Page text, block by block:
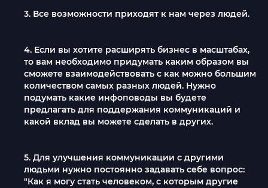
3. Все возможности приходят к нам через людей.
4. Если вы хотите расширять бизнес в масштабах,
то вам необходимо придумать каким образом вы
сможете взаимодействовать с как можно большим
количеством самых разных людей. Нужно
подумать какие инфоповоды вы будете
предлагать для поддержания коммуникаций и
какой вклад вы можете сделать в других.
5. Для улучшения коммуникации с другими
людьми нужно постоянно задавать себе вопрос:
"Как я могу стать человеком, с которым другие